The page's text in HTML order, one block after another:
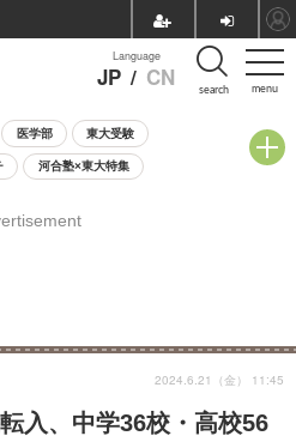
menu
Language
JP / CN search
医学部 東大受験
河合塾×東大特集
校説明会・相談会
入、中学36校・高校56
2024.6.21（金） 11:45